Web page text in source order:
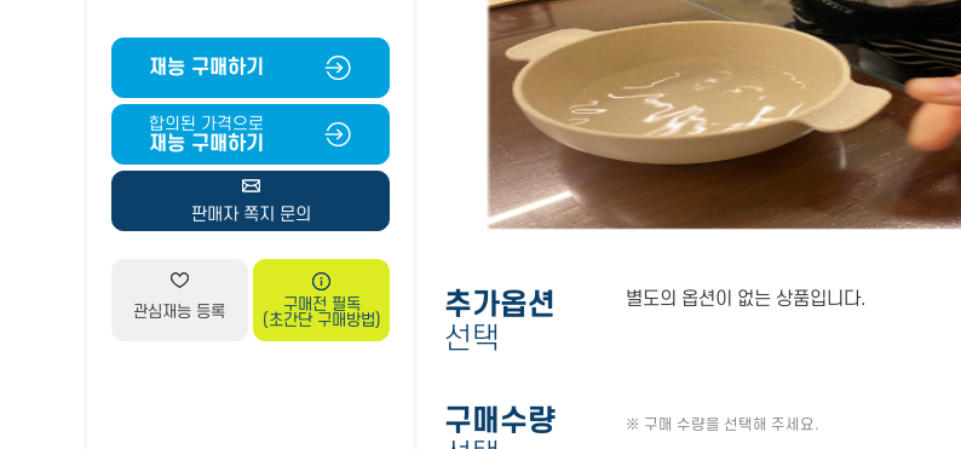
재능 구매하기
합의된 가격으로
재능 구매하기
판매자 쪽지 문의
관심재능 등록
구매전 필독
(초간단 구매방법)
추가옵션
선택
별도의 옵션이 없는 상품입니다.
구매수량
※ 구매 수량을 선택해 주세요.